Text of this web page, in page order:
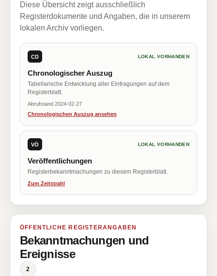
Diese Übersicht zeigt ausschließlich
Registerdokumente und Angaben, die in unserem
lokalen Archiv vorliegen.
CD LOKAL VORHANDEN
Chronologischer Auszug
Tabellarische Entwicklung aller Eintragungen auf dem
Registerblatt.
Abrufstand 2024-02-27
Chronologischen Auszug ansehen
VÖ LOKAL VORHANDEN
Veröffentlichungen
Registerbekanntmachungen zu diesem Registerblatt.
Zum Zeitstrahl
ÖFFENTLICHE REGISTERANGABEN
Bekanntmachungen und
Ereignisse
2